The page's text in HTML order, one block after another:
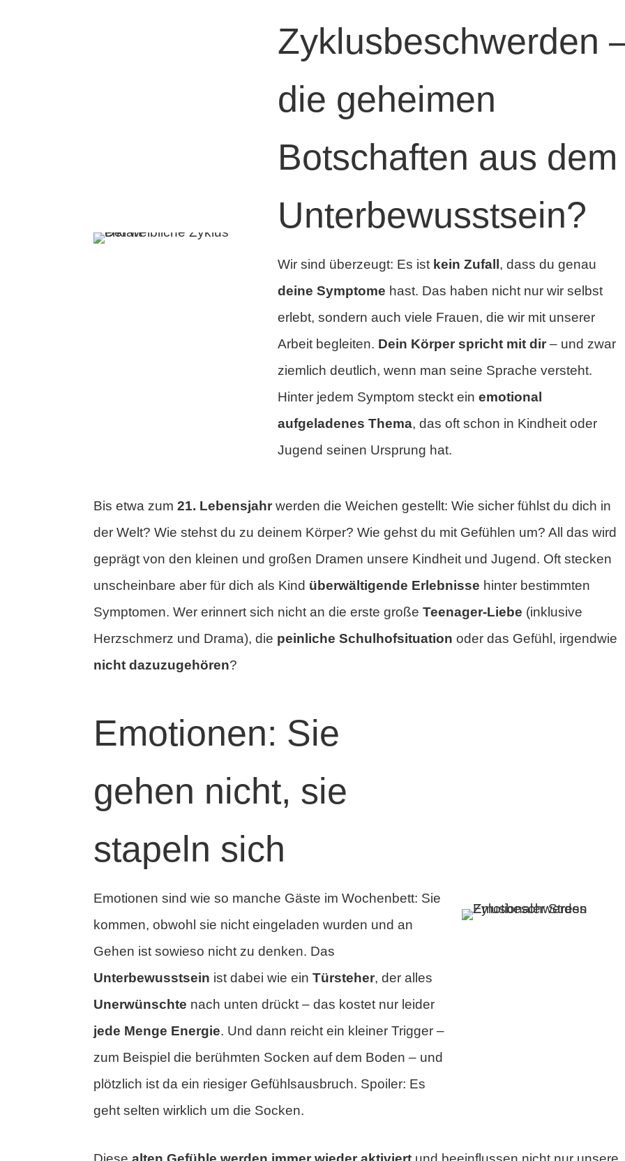
Zyklusbeschwerden
die geheimen
Botschaften aus dem
Unterbewusstsein?
Wir sind überzeugt: Es ist kein Zufall , dass du genau
deine Symptome hast. Das haben nicht nur wir selbst
erlebt, sondern auch viele Frauen, die wir mit unserer
Arbeit begleiten. Dein Körper spricht mit dir – und zwar
ziemlich deutlich, wenn man seine Sprache versteht.
Hinter jedem Symptom steckt einemotional
aufgeladenes Thema, das oft schon in Kindheit oder
Jugend seinen Ursprung hat.
Bis etwa zum21. Lebensjahr werden die Weichen gestellt: Wie sicher fühlst du dich in
der Welt? Wie stehst du zu deinem Körper? Wie gehst du mit Gefühlen um? All das wird
geprägt von den kleinen und großen Dramen unsere Kindheit und Jugend. Oft stecken
unscheinbare aber für dich als Kind überwältigende Erlebnisse hinter bestimmten
Symptomen. Wer erinnert sich nicht an die erste großeTeenager-Liebe (inklusive
Herzschmerz und Drama), die peinliche Schulhofsituation oder das Gefühl, irgendwie
nicht dazuzugehören?
Emotionen: Sie
gehen nicht, sie
stapeln sich
Emotionen sind wie so manche Gäste im Wochenbett: Sie
kommen, obwohl sie nicht eingeladen wurden und an
Gehen ist sowieso nicht zu denken. Das
Unterbewusstsein ist dabei wie einTürsteher, der alles
Unerwünschte nach unten drückt – das kostet nur leider
jede Menge Energie. Und dann reicht ein kleiner Trigger –
zum Beispiel die berühmten Socken auf dem Boden – und
plötzlich ist da ein riesiger Gefühlsausbruch. Spoiler: Es
geht selten wirklich um die Socken.